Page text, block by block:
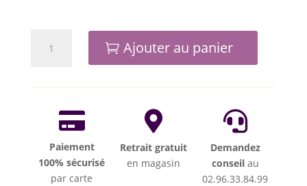
coudre
BERNETTE
b77
Ajouter au panier

Paiement
100% sécurisé
par carte

Retrait gratuit
en magasin

Demandez
conseilau
02.96.33.84.99